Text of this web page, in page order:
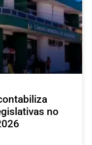
no